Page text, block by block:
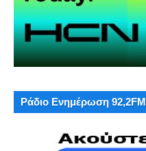
Ράδιο Ενημέρωση 92,2FM